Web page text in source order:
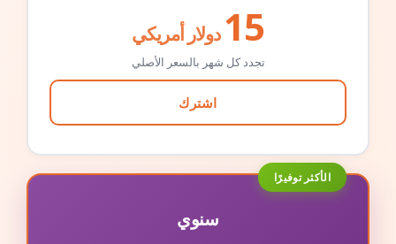
15 دولار أمريكي
تجدد كل شهر بالسعر الأصلي
اشترك
الأكثر توفيرًا
سنوي